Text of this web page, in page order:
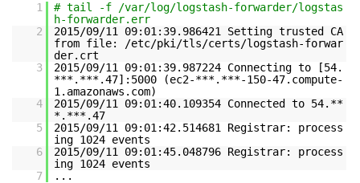
1
# tail -f /var/log/logstash-forwarder/logstas
h-forwarder.err
2
2015/09/11 09:01:39.986421 Setting trusted CA
from file: /etc/pki/tls/certs/logstash-forwar
der.crt
3
2015/09/11 09:01:39.987224 Connecting to [54.
***.***.47]:5000 (ec2-***.***-150-47.compute-
1.amazonaws.com)
4
2015/09/11 09:01:40.109354 Connected to 54.**
*.***.47
5
2015/09/11 09:01:42.514681 Registrar: process
ing 1024 events
6
2015/09/11 09:01:45.048796 Registrar: process
ing 1024 events
7
...